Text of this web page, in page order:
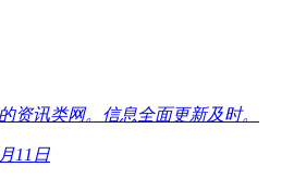
资讯类网。信息全面更新及时。
11日